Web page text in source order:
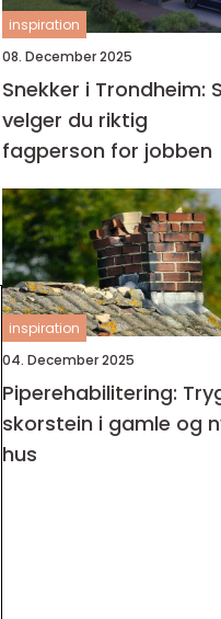
inspiration
08. December 2025
Snekker i Trondheim:
velger du riktig
fagperson for jobben
inspiration
04. December 2025
Piperehabilitering:
skorstein i gamle og
hus